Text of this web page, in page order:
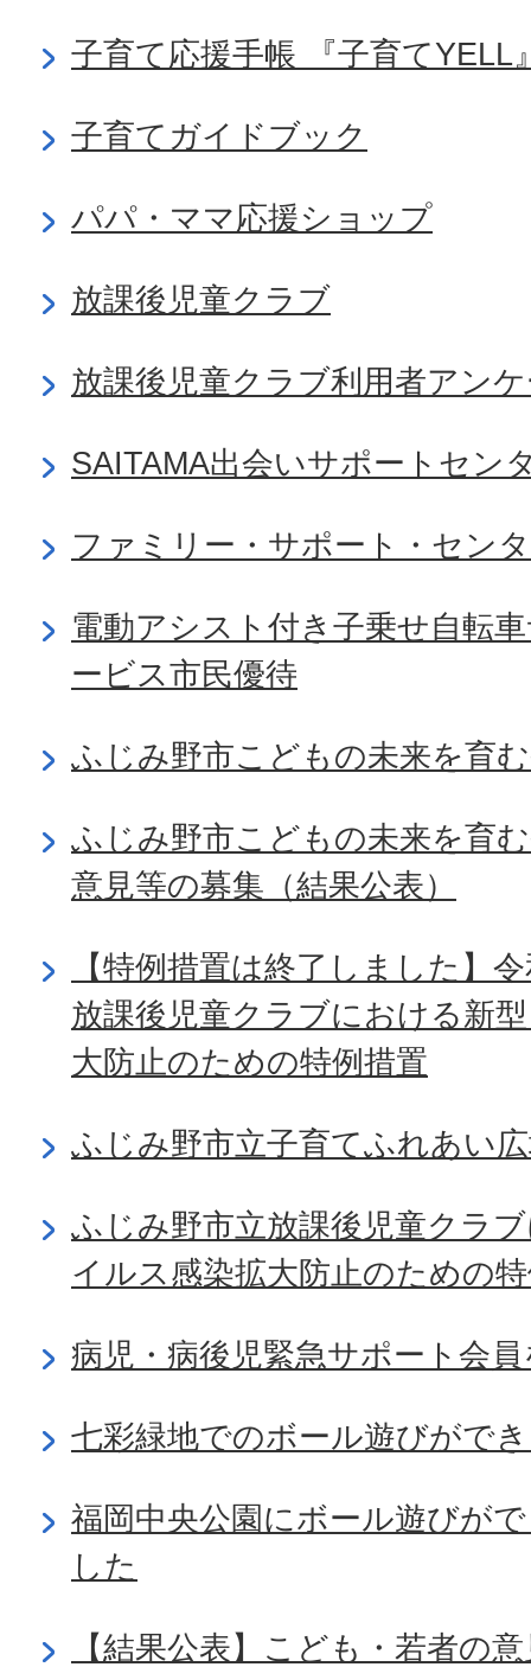
子育て応援手帳 『子育てYELL
子育てガイドブック
パパ・ママ応援ショップ
放課後児童クラブ
放課後児童クラブ利用者アン
SAITAMA出会いサポートセン
ファミリー・サポート・セン
電動アシスト付き子乗せ自転
ービス市民優待
ふじみ野市こどもの未来を育
ふじみ野市こどもの未来を育
意見等の募集（結果公表）
【特例措置は終了しました】
放課後児童クラブにおける新
大防止のための特例措置
ふじみ野市立子育てふれあい
ふじみ野市立放課後児童クラ
イルス感染拡大防止のための
病児・病後児緊急サポート会
七彩緑地でのボール遊びがで
福岡中央公園にボール遊びが
した
【結果公表】こども・若者の